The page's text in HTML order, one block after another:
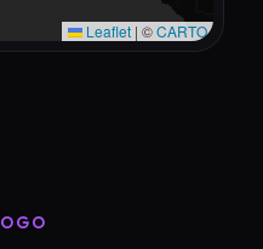
Leaflet | ©CARTO